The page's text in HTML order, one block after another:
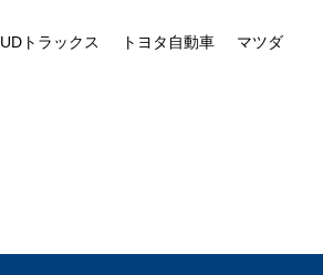
UDトラックス トヨタ自動車 マツダ